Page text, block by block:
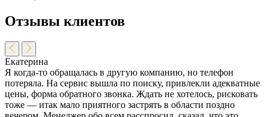
Отзывы клиентов
Екатерина
Я когда-то обращалась в другую компанию, но телефон
потеряла. На сервис вышла по поиску, привлекли адекватные
цены, форма обратного звонка. Ждать не хотелось, рисковать
тоже — итак мало приятного застрять в области поздно